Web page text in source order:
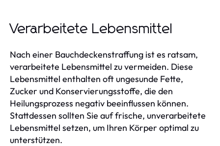
Verarbeitete Lebensmittel
Nach einer Bauchdeckenstraffung ist es ratsam,
verarbeitete Lebensmittel zu vermeiden. Diese
Lebensmittel enthalten oft ungesunde Fette,
Zucker und Konservierungsstoffe, die den
Heilungsprozess negativ beeinflussen können.
Stattdessen sollten Sie auf frische, unverarbeitete
Lebensmittel setzen, um Ihren Körper optimal zu
unterstützen.